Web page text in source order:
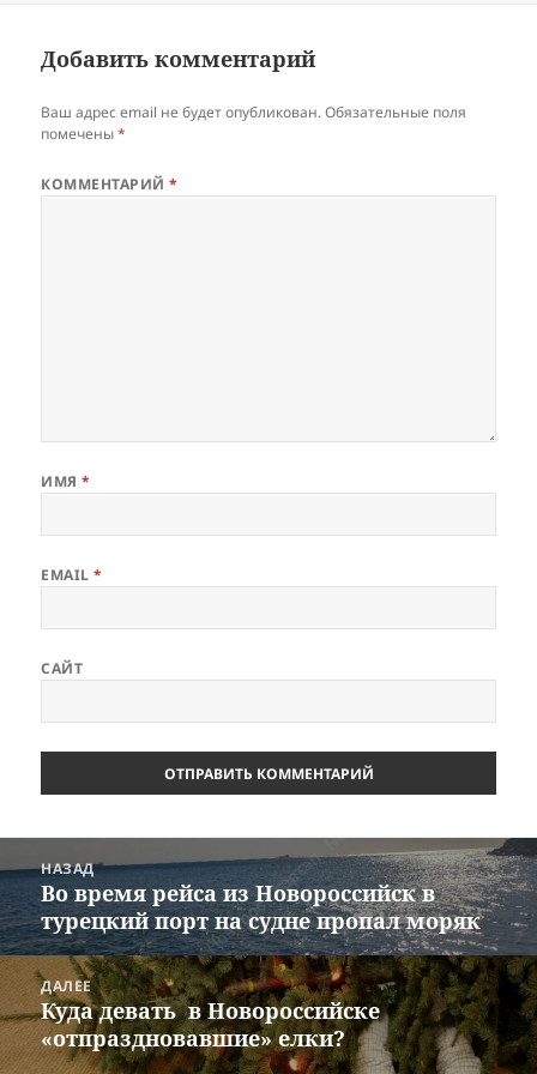
Добавить комментарий
Ваш адрес email не будет опубликован. Обязательные поля
помечены*
КОММЕНТАРИЙ*
ИМЯ*
EMAIL*
САЙТ
по
записям
НАЗАД
Предыдущая
запись:
Во время рейса из Новороссийск в
турецкий порт на судне пропал моряк
ДАЛЕЕ
Следующая
запись:
Куда девать в Новороссийске
«отпраздновавшие» елки?